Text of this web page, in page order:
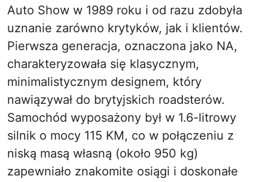
Auto Show w 1989 roku i od razu zdobyła
uznanie zarówno krytyków, jak i klientów.
Pierwsza generacja, oznaczona jako NA,
charakteryzowała się klasycznym,
minimalistycznym designem, który
nawiązywał do brytyjskich roadsterów.
Samochód wyposażony był w 1.6-litrowy
silnik o mocy 115 KM, co w połączeniu z
niską masą własną (około 950 kg)
zapewniało znakomite osiągi i doskonałe